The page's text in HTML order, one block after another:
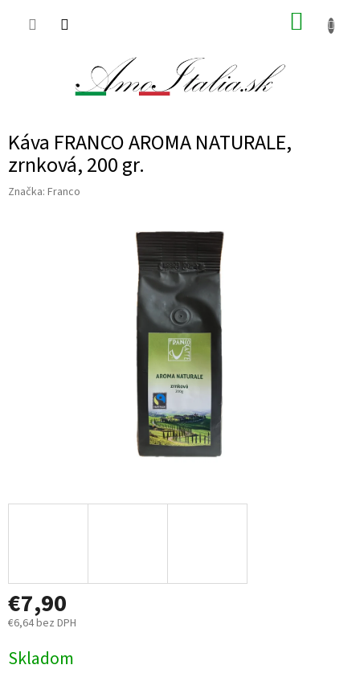
Káva FRANCO AROMA NATURALE,
zrnková, 200 gr.
Značka: Franco
€7,90
€6,64 bez DPH
cena:
Skladom